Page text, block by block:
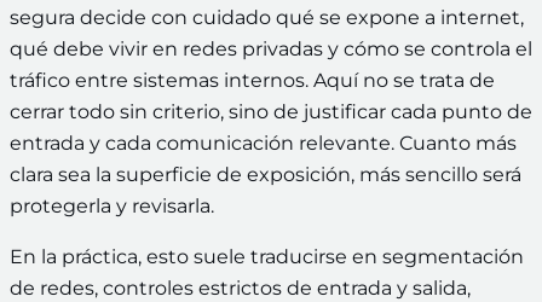
segura decide con cuidado qué se expone a internet,
qué debe vivir en redes privadas y cómo se controla el
tráfico entre sistemas internos. Aquí no se trata de
cerrar todo sin criterio, sino de justificar cada punto de
entrada y cada comunicación relevante. Cuanto más
clara sea la superficie de exposición, más sencillo será
protegerla y revisarla.
En la práctica, esto suele traducirse en segmentación
de redes, controles estrictos de entrada y salida,